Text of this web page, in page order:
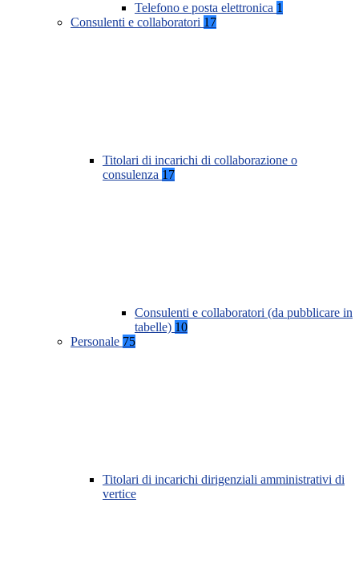
Telefono e posta elettronica 1
Consulenti e collaboratori 17
Titolari di incarichi di collaborazione o
consulenza 17
Consulenti e collaboratori (da pubblicare in
tabelle) 10
Personale 75
Titolari di incarichi dirigenziali amministrativi di
vertice